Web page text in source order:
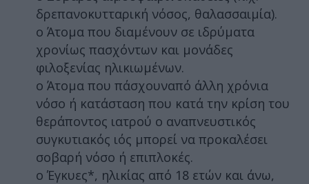
δρεπανοκυτταρική νόσος, θαλασσαιμία).
o Άτομα που διαμένουν σε ιδρύματα
χρονίως πασχόντων και μονάδες
φιλοξενίας ηλικιωμένων.
o Άτομα που πάσχουναπό άλλη χρόνια
νόσο ή κατάσταση που κατά την κρίση του
θεράποντος ιατρού ο αναπνευστικός
συγκυτιακός ιός μπορεί να προκαλέσει
σοβαρή νόσο ή επιπλοκές.
o Έγκυες*, ηλικίας από 18 ετών και άνω,